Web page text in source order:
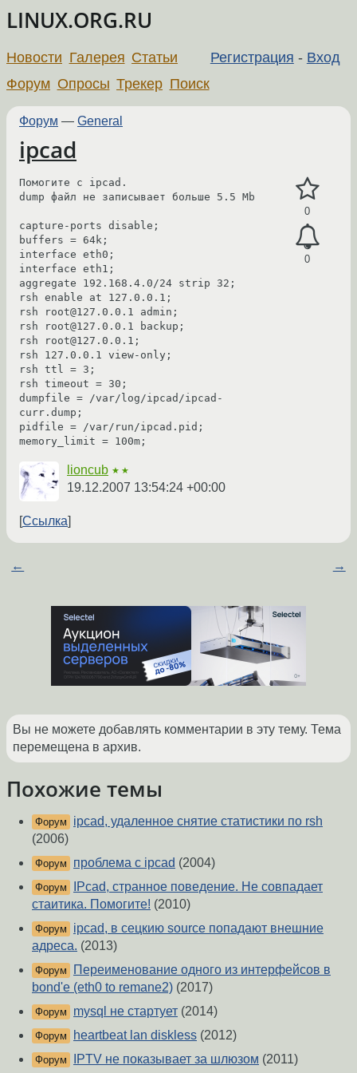
LINUX.ORG.RU
Регистрация - Вход
Новости Галерея Статьи
Форум Опросы Трекер Поиск
Форум — General
ipcad
0
0
Помогите с ipcad.
dump файл не записывает больше 5.5 Mb
capture-ports disable;
buffers = 64k;
interface eth0;
interface eth1;
aggregate 192.168.4.0/24 strip 32;
rsh enable at 127.0.0.1;
rsh root@127.0.0.1 admin;
rsh root@127.0.0.1 backup;
rsh root@127.0.0.1;
rsh 127.0.0.1 view-only;
rsh ttl = 3;
rsh timeout = 30;
dumpfile = /var/log/ipcad/ipcad-
curr.dump;
pidfile = /var/run/ipcad.pid;
lioncub ★★
19.12.2007 13:54:24 +00:00
Ссылка
← →
Вы не можете добавлять комментарии в эту тему. Тема
перемещена в архив.
Похожие темы
Форум
ipcad, удаленное снятие статистики по rsh
(2006)
Форум проблема с ipcad (2004)
Форум
IPcad, странное поведение. Не совпадает
стаитика. Помогите! (2010)
Форум
ipcad, в сецкию source попадают внешние
адреса. (2013)
Форум
Переименование одного из интерфейсов в
bond'е (eth0 to remane2) (2017)
Форум mysql не стартует (2014)
Форум heartbeat lan diskless (2012)
Форум IPTV не показывает за шлюзом (2011)